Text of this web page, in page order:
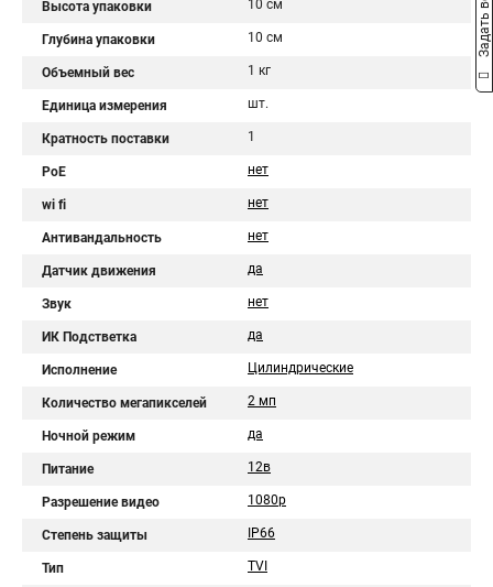
Высота упаковки 10 см
Глубина упаковки 10 см
Объемный вес 1 кг
Единица измерения шт.
Кратность поставки 1
PoE нет
wi fi нет
Антивандальность нет
Датчик движения да
Звук нет
ИК Подстветка да
Исполнение Цилиндрические
Количество мегапикселей 2 мп
Ночной режим да
Питание 12в
Разрешение видео 1080p
Степень защиты IP66
Тип TVI